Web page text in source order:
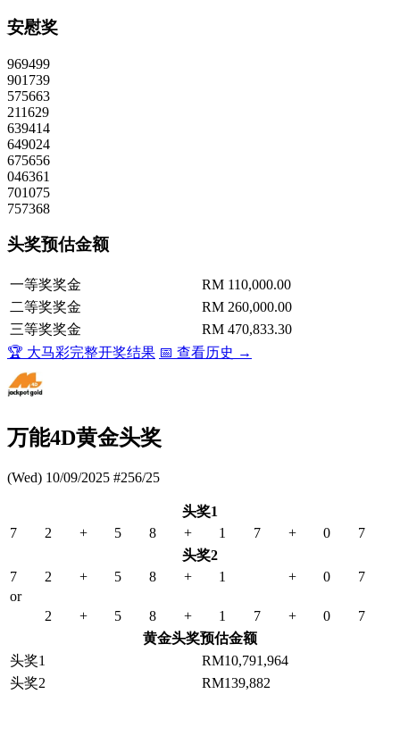
安慰奖
969499
901739
575663
211629
639414
649024
675656
046361
701075
757368
头奖预估金额
一等奖奖金
RM 110,000.00
二等奖奖金
RM 260,000.00
三等奖奖金
RM 470,833.30
🏆 大马彩完整开奖结果 📅 查看历史 →
万能4D黄金头奖
(Wed) 10/09/2025 #256/25
头奖1
7
2 + 5 8 + 1 7 + 0
7
头奖2
7
2 + 5 8 + 1 + 0
7
or
2
+ 5 8 + 1 7 + 0
7
黄金头奖预估金额
头奖1
RM10,791,964
头奖2
RM139,882